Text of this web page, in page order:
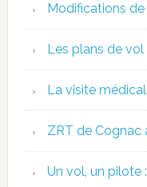
Modifications de
Les plans de
La visite
ZRT de Cognac
Un vol, un pilote